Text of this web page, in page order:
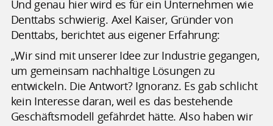
Und genau hier wird es für ein Unternehmen wie
Denttabs schwierig. Axel Kaiser, Gründer von
Denttabs, berichtet aus eigener Erfahrung:
„Wir sind mit unserer Idee zur Industrie gegangen,
um gemeinsam nachhaltige Lösungen zu
entwickeln. Die Antwort? Ignoranz. Es gab schlicht
kein Interesse daran, weil es das bestehende
Geschäftsmodell gefährdet hätte. Also haben wir